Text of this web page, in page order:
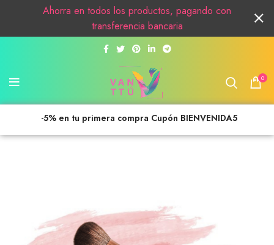
0
-5% en tu primera compra Cupón BIENVENIDA5
Ahorra en todos los productos, pagando con
transferencia bancaria